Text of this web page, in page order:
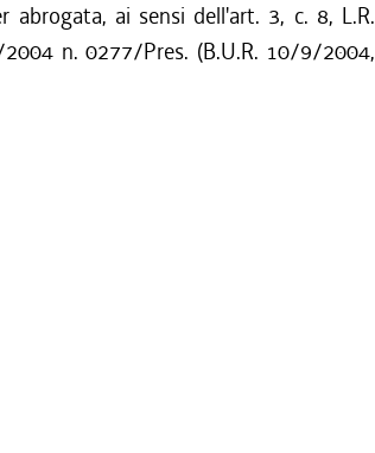
ai sensi dell'art. 3, c. 8, L.R.
n. 0277/Pres. (B.U.R. 10/9/2004,